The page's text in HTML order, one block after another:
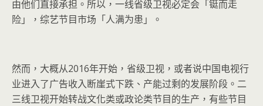
由他们直接承担。所以，一线省级卫视必定会「铤而走
险」，综艺节目市场「人满为患」。
然而，大概从2016年开始，省级卫视，或者说中国电视行
业进入了广告收入断崖式下跌、产能过剩的发展阶段。二
三线卫视开始转战文化类或政论类节目的生产，有些节目